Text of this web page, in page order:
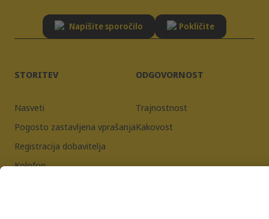
Napišite sporočilo Pokličite
STORITEV
Nasveti
Pogosto zastavljena vprašanja
Registracija dobavitelja
Kolofon
ODGOVORNOST
Trajnostnost
Kakovost